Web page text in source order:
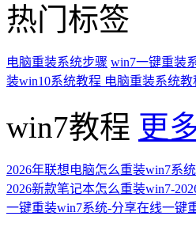
热门标签
电脑重装系统步骤 win7一键重装
装win10系统教程 电脑重装系统教
win7教程 更
2026年联想电脑怎么重装win7系
2026新款笔记本怎么重装win7-
一键重装win7系统-分享在线一键